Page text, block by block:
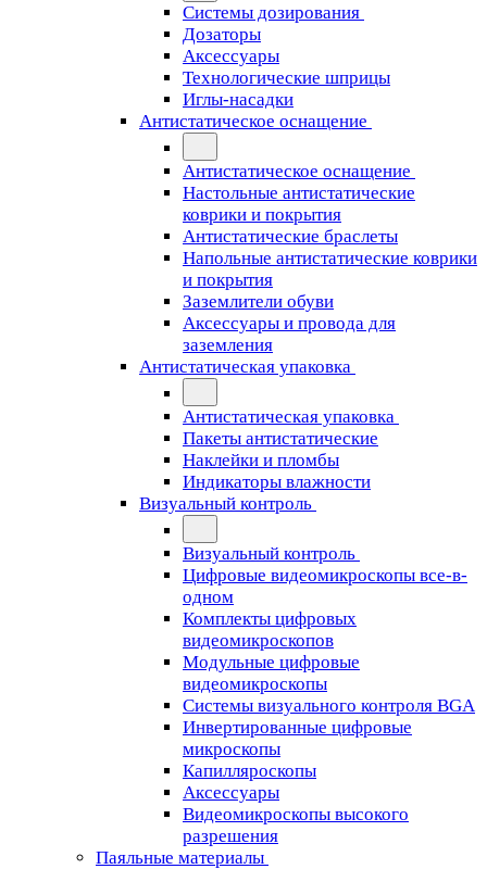
Системы дозирования
Дозаторы
Аксессуары
Технологические шприцы
Иглы-насадки
Антистатическое оснащение
Антистатическое оснащение
Настольные антистатические
коврики и покрытия
Антистатические браслеты
Напольные антистатические коврики
и покрытия
Заземлители обуви
Аксессуары и провода для
заземления
Антистатическая упаковка
Антистатическая упаковка
Пакеты антистатические
Наклейки и пломбы
Индикаторы влажности
Визуальный контроль
Визуальный контроль
Цифровые видеомикроскопы все-в-
одном
Комплекты цифровых
видеомикроскопов
Модульные цифровые
видеомикроскопы
Cистемы визуального контроля BGA
Инвертированные цифровые
микроскопы
Капилляроскопы
Аксессуары
Видеомикроскопы высокого
разрешения
Паяльные материалы